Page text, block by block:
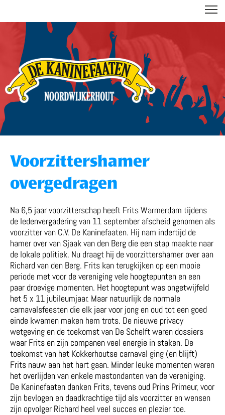
Voorzittershamer
overgedragen
Na 6,5 jaar voorzitterschap heeft Frits Warmerdam tijdens
de ledenvergadering van 11 september afscheid genomen als
voorzitter van C.V. De Kaninefaaten. Hij nam indertijd de
hamer over van Sjaak van den Berg die een stap maakte naar
de lokale politiek. Nu draagt hij de voorzittershamer over aan
Richard van den Berg. Frits kan terugkijken op een mooie
periode met voor de vereniging vele hoogtepunten en een
paar droevige momenten. Het hoogtepunt was ongetwijfeld
het 5 x 11 jubileumjaar. Maar natuurlijk de normale
carnavalsfeesten die elk jaar voor jong en oud tot een goed
einde kwamen maken hem trots. De nieuwe privacy
wetgeving en de toekomst van De Schelft waren dossiers
waar Frits en zijn companen veel energie in staken. De
toekomst van het Kokkerhoutse carnaval ging (en blijft)
Frits nauw aan het hart gaan. Minder leuke momenten waren
het overlijden van enkele mastondanten van de vereniging.
De Kaninefaaten danken Frits, tevens oud Prins Primeur, voor
zijn bevlogen en daadkrachtige tijd als voorzitter en wensen
zijn opvolger Richard heel veel succes en plezier toe.